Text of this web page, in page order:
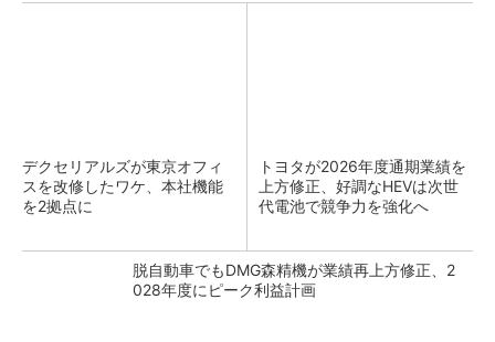
デクセリアルズが東京オフィ
スを改修したワケ、本社機能
を2拠点に
トヨタが2026年度通期業績を
上方修正、好調なHEVは次世
代電池で競争力を強化へ
脱自動車でもDMG森精機が業績再上方修正、2
028年度にピーク利益計画